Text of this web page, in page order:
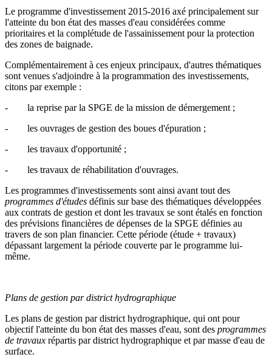
Le programme d'investissement 2015-2016 axé principalement sur
l'atteinte du bon état des masses d'eau considérées comme
prioritaires et la complétude de l'assainissement pour la protection
des zones de baignade.
Complémentairement à ces enjeux principaux, d'autres thématiques
sont venues s'adjoindre à la programmation des investissements,
citons par exemple :
- la reprise par la SPGE de la mission de démergement ;
- les ouvrages de gestion des boues d'épuration ;
- les travaux d'opportunité ;
- les travaux de réhabilitation d'ouvrages.
Les programmes d'investissements sont ainsi avant tout des
programmes d'études définis sur base des thématiques développées
aux contrats de gestion et dont les travaux se sont étalés en fonction
des prévisions financières de dépenses de la SPGE définies au
travers de son plan financier. Cette période (étude + travaux)
dépassant largement la période couverte par le programme lui-
même.
Plans de gestion par district hydrographique
Les plans de gestion par district hydrographique, qui ont pour
objectif l'atteinte du bon état des masses d'eau, sont des programmes
de travaux répartis par district hydrographique et par masse d'eau de
surface.